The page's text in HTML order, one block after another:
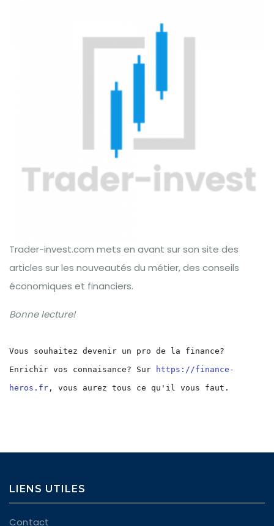
Trader-invest.com mets en avant sur son site des
articles sur les nouveautés du métier, des conseils
économiques et financiers.
Bonne lecture!
Vous souhaitez devenir un pro de la finance?
Enrichir vos connaisance? Sur
https://finance-
heros.fr , vous aurez tous ce qu'il vous faut.
LIENS UTILES
Contact